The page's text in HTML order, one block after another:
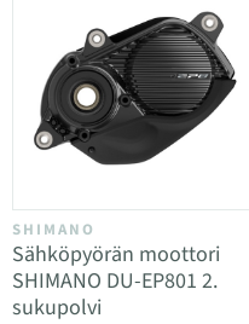
SHIMANO
Sähköpyörän moottori
SHIMANO DU-EP801 2.
sukupolvi